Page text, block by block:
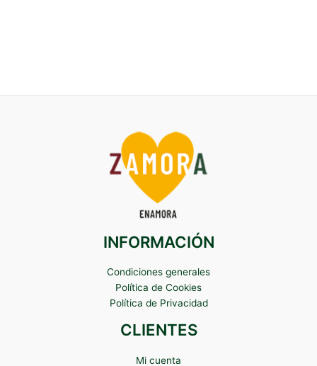
INFORMACIÓN
Condiciones generales
Política de Cookies
Política de Privacidad
CLIENTES
Mi cuenta